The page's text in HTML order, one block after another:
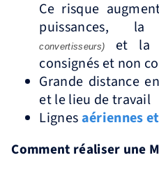
Ce risque
puissances,
convertisseurs)
et la
consignés et non
Grande distance
et le lieu de travail
Lignesaériennes
Comment réaliser une